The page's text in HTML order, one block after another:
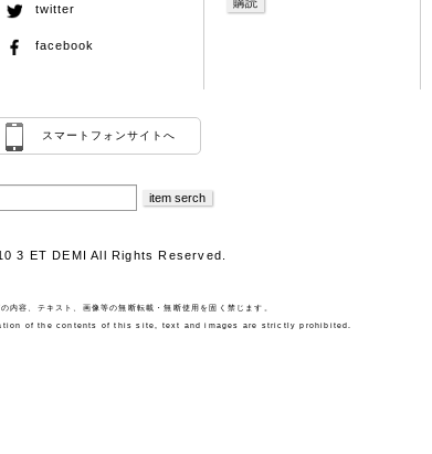
twitter
facebook
スマートフォンサイトへ
3 ET DEMI All Rights Reserved.
内容、テキスト、画像等の無断転載・無断使用を固く禁じます。
of the contents of this site, text and images are strictly prohibited.